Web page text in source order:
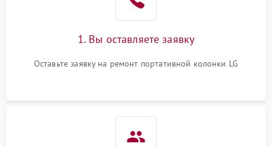
1. Вы оставляете заявку
Оставьте заявку на ремонт портативной колонки LG